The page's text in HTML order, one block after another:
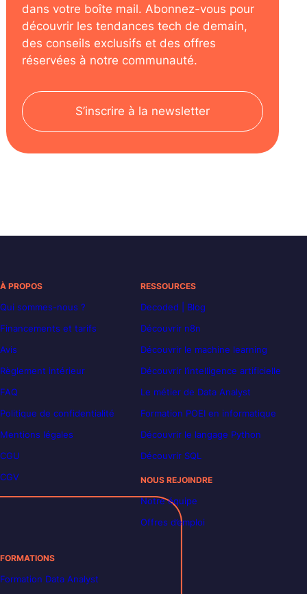
dans votre boîte mail. Abonnez-vous pour
découvrir les tendances tech de demain,
des conseils exclusifs et des offres
réservées à notre communauté.
S’inscrire à la newsletter
À PROPOS
Qui sommes-nous ?
Financements et tarifs
Avis
Règlement intérieur
FAQ
Politique de confidentialité
Mentions légales
CGU
CGV
RESSOURCES
Decoded | Blog
Découvrir n8n
Découvrir le machine learning
Découvrir l’intelligence artificielle
Le métier de Data Analyst
Formation POEI en informatique
Découvrir le langage Python
Découvrir SQL
NOUS REJOINDRE
Notre équipe
Offres d’emploi
FORMATIONS
Formation Data Analyst